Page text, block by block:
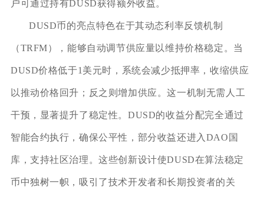
户可通过持有DUSD获得额外收益。
DUSD币的亮点特色在于其动态利率反馈机制
（TRFM），能够自动调节供应量以维持价格稳定。当
DUSD价格低于1美元时，系统会减少抵押率，收缩供应
以推动价格回升；反之则增加供应。这一机制无需人工
干预，显著提升了稳定性。DUSD的收益分配完全通过
智能合约执行，确保公平性，部分收益还进入DAO国
库，支持社区治理。这些创新设计使DUSD在算法稳定
币中独树一帜，吸引了技术开发者和长期投资者的关